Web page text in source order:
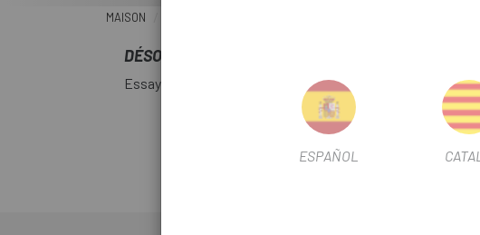
MAISON
DÉSOLÉ POUR LE DÉRANGEMENT.
Essayez à nouveau
ESPAÑOL